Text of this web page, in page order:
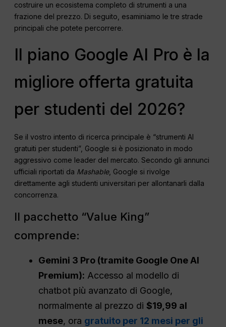
costruire un ecosistema completo di strumenti a una
frazione del prezzo. Di seguito, esaminiamo le tre strade
principali che potete percorrere.
Il piano Google AI Pro è la
migliore offerta gratuita
per studenti del 2026?
Se il vostro intento di ricerca principale è “strumenti AI
gratuiti per studenti”, Google si è posizionato in modo
aggressivo come leader del mercato. Secondo gli annunci
ufficiali riportati da Mashable, Google si rivolge
direttamente agli studenti universitari per allontanarli dalla
concorrenza.
Il pacchetto “Value King”
comprende:
Gemini 3 Pro (tramite Google One AI
Premium): Accesso al modello di
chatbot più avanzato di Google,
normalmente al prezzo di$19,99 al
mese, ora gratuito per 12 mesi per gli